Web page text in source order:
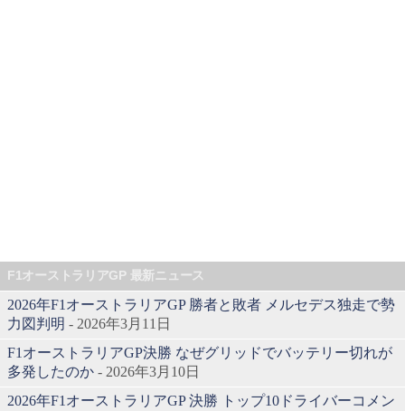
F1オーストラリアGP 最新ニュース
2026年F1オーストラリアGP 勝者と敗者 メルセデス独走で勢
力図判明 - 2026年3月11日
F1オーストラリアGP決勝 なぜグリッドでバッテリー切れが
多発したのか - 2026年3月10日
2026年F1オーストラリアGP 決勝 トップ10ドライバーコメン